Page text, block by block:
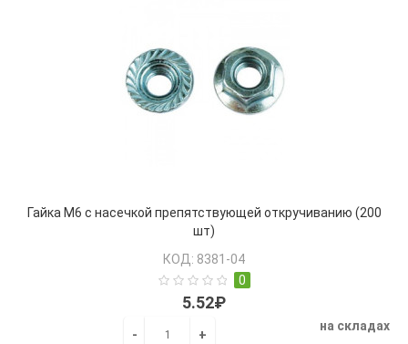
Гайка М6 с насечкой препятствующей откручиванию (200
шт)
КОД: 8381-04
0
5.52₽
- +
на складах